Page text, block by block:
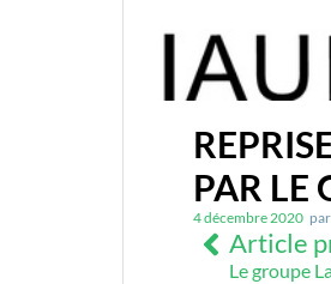
PAR LE
4 décembre 2020 par
Article
Le groupe